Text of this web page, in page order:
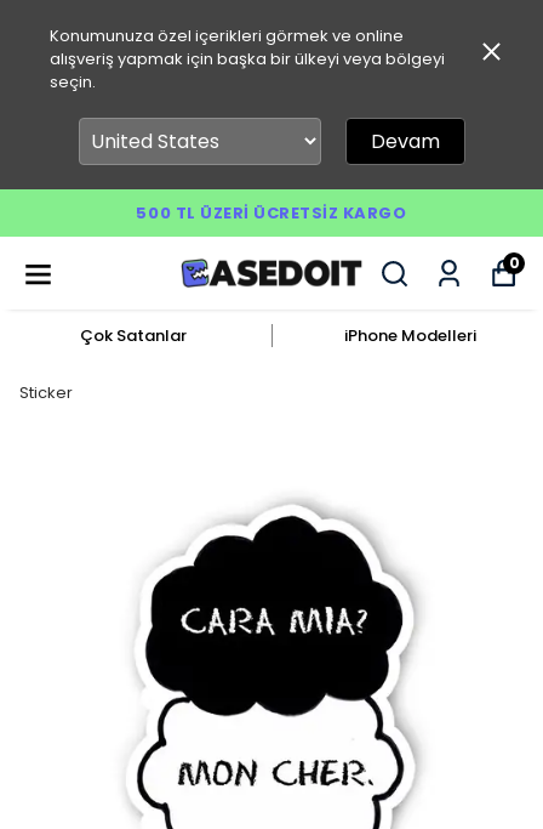
Konumunuza özel içerikleri görmek ve online
alışveriş yapmak için başka bir ülkeyi veya bölgeyi
seçin.
Devam
500 TL ÜZERI ÜCRETSIZ KARGO
0
Çok Satanlar iPhone Modelleri
Sticker